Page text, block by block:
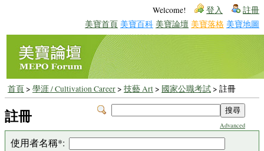
Welcome! 登入 註冊
美寶首頁 美寶百科 美寶論壇 美寶落格 美寶地圖
首頁> 學涯 / Cultivation Career> 技藝 Art> 國家公職考試> 註冊
Advanced
註冊
使用者名稱*: